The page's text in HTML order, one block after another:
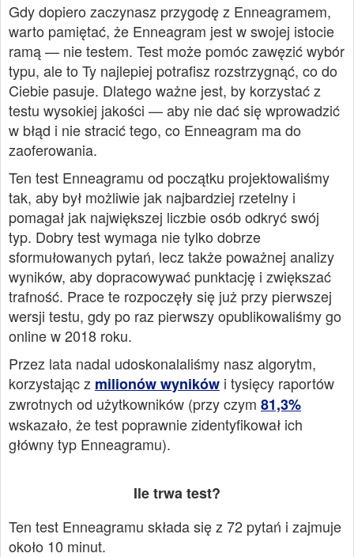
Gdy dopiero zaczynasz przygodę z Enneagramem,
warto pamiętać, że Enneagram jest w swojej istocie
ramą — nie testem. Test może pomóc zawęzić wybór
typu, ale to Ty najlepiej potrafisz rozstrzygnąć, co do
Ciebie pasuje. Dlatego ważne jest, by korzystać z
testu wysokiej jakości — aby nie dać się wprowadzić
w błąd i nie stracić tego, co Enneagram ma do
zaoferowania.
Ten test Enneagramu od początku projektowaliśmy
tak, aby był możliwie jak najbardziej rzetelny i
pomagał jak największej liczbie osób odkryć swój
typ. Dobry test wymaga nie tylko dobrze
sformułowanych pytań, lecz także poważnej analizy
wyników, aby dopracowywać punktację i zwiększać
trafność. Prace te rozpoczęły się już przy pierwszej
wersji testu, gdy po raz pierwszy opublikowaliśmy go
online w 2018 roku.
Przez lata nadal udoskonalaliśmy nasz algorytm,
korzystając z milionów wyników i tysięcy raportów
zwrotnych od użytkowników (przy czym 81,3%
wskazało, że test poprawnie zidentyfikował ich
główny typ Enneagramu).
Ile trwa test?
Ten test Enneagramu składa się z 72 pytań i zajmuje
około 10 minut.